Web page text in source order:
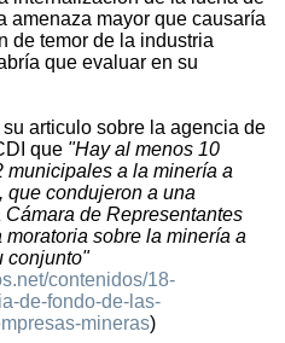
amenaza mayor que causaría
de temor de la industria
que evaluar en su
articulo sobre la agencia de
que "Hay al menos 10
municipales a la minería a
condujeron a una
de Representantes
sobre la minería a
conjunto"
contenidos/18-
de-fondo-de-las-
mineras)